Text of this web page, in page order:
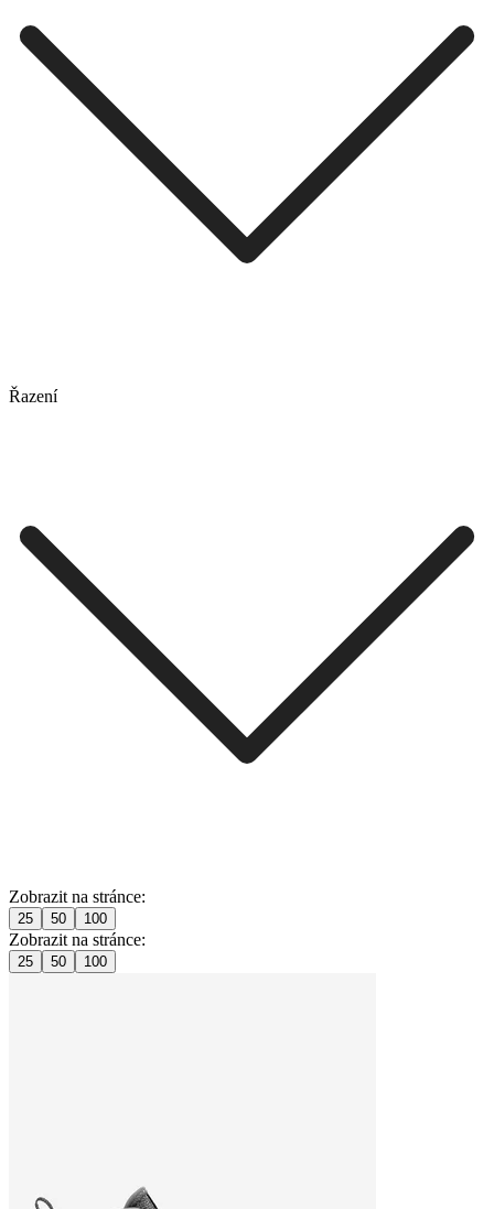
Řazení
Zobrazit na stránce:
25 50 100
Zobrazit na stránce:
25 50 100